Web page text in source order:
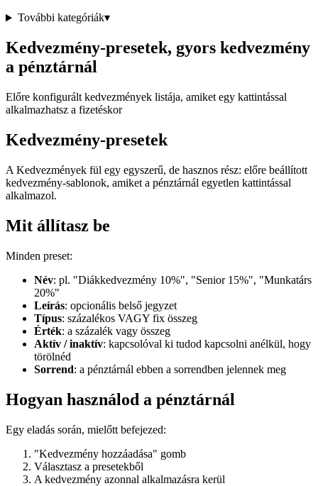
További kategóriák▾
Kedvezmény-presetek, gyors kedvezmény
a pénztárnál
Előre konfigurált kedvezmények listája, amiket egy kattintással
alkalmazhatsz a fizetéskor
Kedvezmény-presetek
A Kedvezmények fül egy egyszerű, de hasznos rész: előre beállított
kedvezmény-sablonok, amiket a pénztárnál egyetlen kattintással
alkalmazol.
Mit állítasz be
Minden preset:
Név: pl. "Diákkedvezmény 10%", "Senior 15%", "Munkatárs
20%"
Leírás: opcionális belső jegyzet
Típus: százalékos VAGY fix összeg
Érték: a százalék vagy összeg
Aktív / inaktív: kapcsolóval ki tudod kapcsolni anélkül, hogy
törölnéd
Sorrend: a pénztárnál ebben a sorrendben jelennek meg
Hogyan használod a pénztárnál
Egy eladás során, mielőtt befejezed:
"Kedvezmény hozzáadása" gomb
Választasz a presetekből
A kedvezmény azonnal alkalmazásra kerül